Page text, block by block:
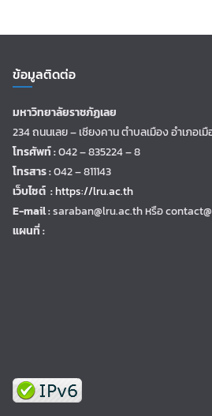
ข้อมูลติดต่อ
มหาวิทยาลัยราชภัฏเลย
234 ถนนเลย – เชียงคาน ตำบลเมือง อำเภอเ
โทรศัพท์ :042 – 835224 – 8
โทรสาร :042 – 811143
เว็บไซต์ :https://lru.ac.th
E-mail :saraban@lru.ac.thหรือ
แผนที่ :